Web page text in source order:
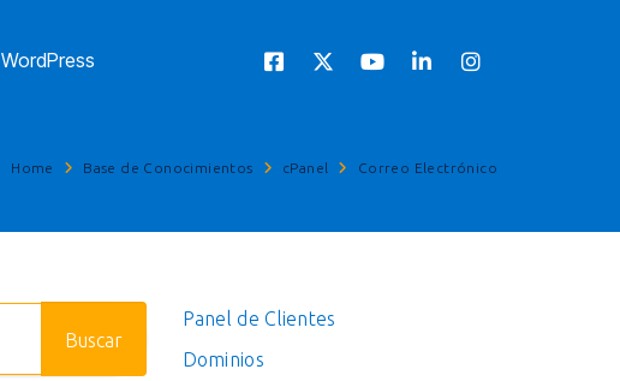
WordPress
Home Base de Conocimientos cPanel Correo Electrónico
Panel de Clientes
Dominios